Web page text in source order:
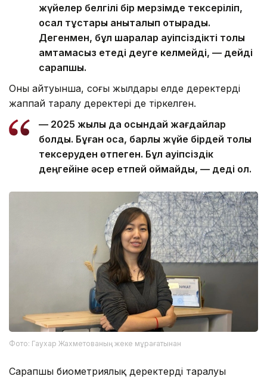
жүйелер белгілі бір мерзімде тексеріліп,
осал тұстары анықталып отырады.
Дегенмен, бұл шаралар қауіпсіздікті толық
қамтамасыз етеді деуге келмейді, — дейді
сарапшы.
Оның айтуынша, соңғы жылдары елде деректердің
жаппай таралу деректері де тіркелген.
— 2025 жылы да осындай жағдайлар
болды. Бұған қоса, барлық жүйе бірдей толық
тексеруден өтпеген. Бұл қауіпсіздік
деңгейіне әсер етпей қоймайды, — деді ол.
Фото: Гаухар Жахметованың жеке мұрағатынан
Сарапшы биометриялық деректердің таралуы